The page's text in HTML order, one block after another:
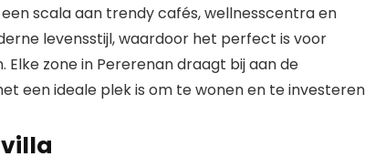
scala aan trendy cafés, wellnesscentra en
levensstijl, waardoor het perfect is voor
zone in Pererenan draagt bij aan de
een ideale plek is om te wonen en te